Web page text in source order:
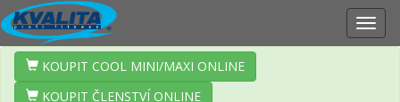
KOUPIT COOL MINI/MAXI ONLINE
KOUPIT ČLENSTVÍ ONLINE